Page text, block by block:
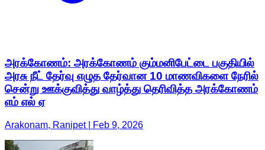
அரக்கோணம்: அரக்கோணம் கும்மனிபேட்டை பகுதியில்
அரசு நீட் தேர்வு எழுத தேர்வான 10 மாணவிகளை நேரில்
சென்று ஊக்குவித்து வாழ்த்து தெரிவித்த அரக்கோணம்
எம் எல் ஏ
Arakonam, Ranipet | Feb 9, 2026